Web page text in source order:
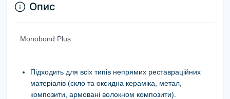
Опис
Monobond Plus
Підходить для всіх типів непрямих реставраційних
матеріалів (скло та оксидна кераміка, метал,
композити, армовані волокном композити).